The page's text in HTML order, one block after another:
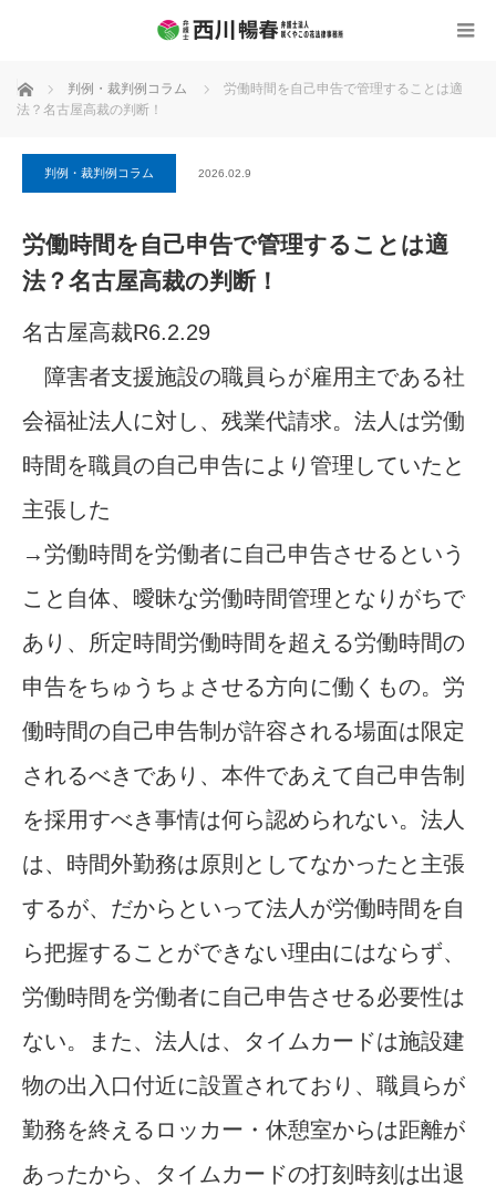
ホーム 判例・裁判例コラム
労働時間を自己申告で管理することは適
法？名古屋高裁の判断！
判例・裁判例コラム 2026.02.9
労働時間を自己申告で管理することは適
法？名古屋高裁の判断！
名古屋高裁R6.2.29
障害者支援施設の職員らが雇用主である社
会福祉法人に対し、残業代請求。法人は労働
時間を職員の自己申告により管理していたと
主張した
→労働時間を労働者に自己申告させるという
こと自体、曖昧な労働時間管理となりがちで
あり、所定時間労働時間を超える労働時間の
申告をちゅうちょさせる方向に働くもの。労
働時間の自己申告制が許容される場面は限定
されるべきであり、本件であえて自己申告制
を採用すべき事情は何ら認められない。法人
は、時間外勤務は原則としてなかったと主張
するが、だからといって法人が労働時間を自
ら把握することができない理由にはならず、
労働時間を労働者に自己申告させる必要性は
ない。また、法人は、タイムカードは施設建
物の出入口付近に設置されており、職員らが
勤務を終えるロッカー・休憩室からは距離が
あったから、タイムカードの打刻時刻は出退